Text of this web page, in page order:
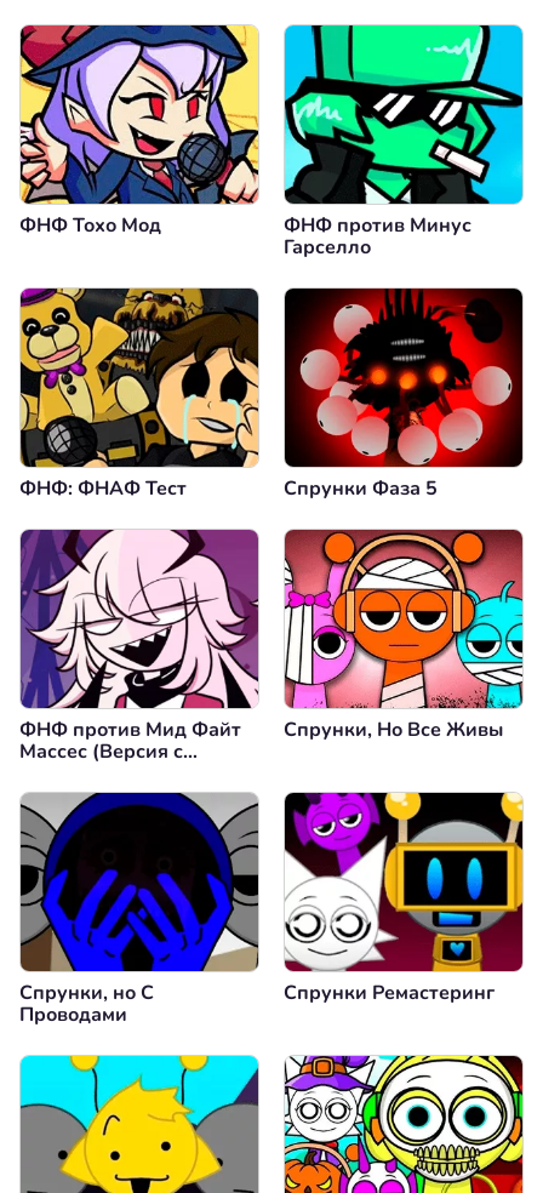
ФНФ Тохо Мод
ФНФ против Минус
Гарселло
ФНФ: ФНАФ Тест Спрунки Фаза 5
ФНФ против Мид Файт
Массес (Версия с
Спрунки, Но Все Живы
Спрунки, но С
Проводами
Спрунки Ремастеринг